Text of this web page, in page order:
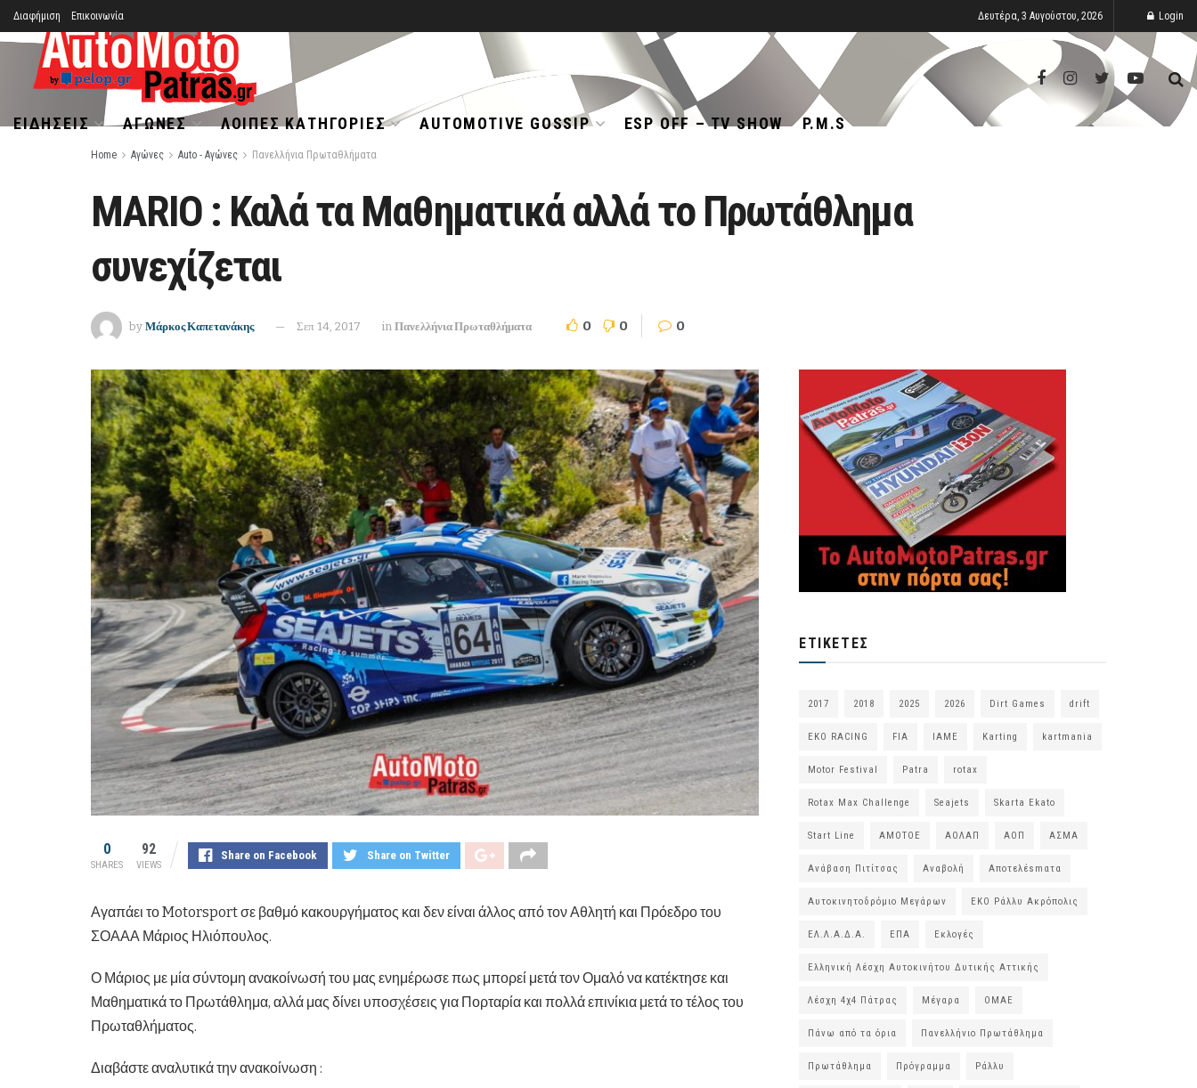
Διαφήμιση Επικοινωνία Δευτέρα, 3 Αυγούστου, 2026 Login
ΕΙΔΉΣΕΙΣ ΑΓΏΝΕΣ ΛΟΙΠΈΣ ΚΑΤΗΓΟΡΊΕΣ AUTOMOTIVE GOSSIP ESP OFF – TV SHOW P.M.S
Home Αγώνες Auto - Αγώνες Πανελλήνια Πρωταθλήματα
MARIO : Καλά τα Μαθηματικά αλλά το Πρωτάθλημα
συνεχίζεται
by Μάρκος Καπετανάκης Σεπ 14, 2017 in Πανελλήνια Πρωταθλήματα 0 0 0
0
SHARES
92
VIEWS
Share on Facebook Share on Twitter
Αγαπάει το Motorsport σε βαθμό κακουργήματος και δεν είναι άλλος από τον Αθλητή και Πρόεδρο του
ΣΟΑΑΑ Μάριος Ηλιόπουλος.
Ο Μάριος με μία σύντομη ανακοίνωσή του μας ενημέρωσε πως μπορεί μετά τον Ομαλό να κατέκτησε και
Μαθηματικά το Πρωτάθλημα, αλλά μας δίνει υποσχέσεις για Πορταρία και πολλά επινίκια μετά το τέλος του
Πρωταθλήματος.
Διαβάστε αναλυτικά την ανακοίνωση :
ΕΤΙΚΈΤΕΣ
2017 2018 2025 2026 Dirt Games drift
EKO RACING FIA IAME Karting kartmania
Motor Festival Patra rotax
Rotax Max Challenge Seajets Skarta Ekato
Start Line ΑΜΟΤΟΕ ΑΟΛΑΠ ΑΟΠ ΑΣΜΑ
Ανάβαση Πιτίτσας Αναβολή Αποτελέsmατα
Αυτοκινητοδρόμιο Μεγάρων ΕΚΟ Ράλλυ Ακρόπολις
ΕΛ.Λ.Α.Δ.Α. ΕΠΑ Εκλογές
Ελληνική Λέσχη Αυτοκινήτου Δυτικής Αττικής
Λέσχη 4χ4 Πάτρας Μέγαρα ΟΜΑΕ
Πάνω από τα όρια Πανελλήνιο Πρωτάθλημα
Πρωτάθλημα Πρόγραμμα Ράλλυ